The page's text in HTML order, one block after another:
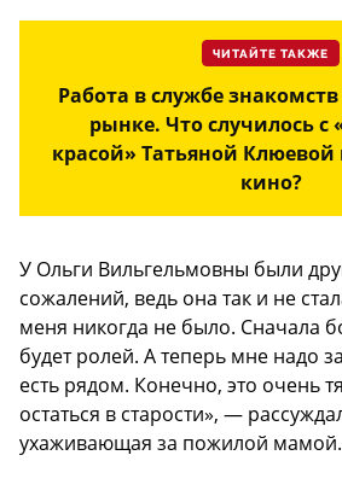
ЧИТАЙТЕ ТАКЖЕ
Работа в службе
рынке. Что случилось с
красой» Татьяной Клюевой
кино?
У Ольги Вильгельмовны были
сожалений, ведь она так и не
меня никогда не было. Сначала
будет ролей. А теперь мне надо
есть рядом. Конечно, это очень
остаться в старости», —
ухаживающая за пожилой мамой.